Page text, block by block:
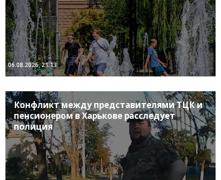
06.08.2026, 21:13
Конфликт между представителями ТЦК и
пенсионером в Харькове расследует
полиция